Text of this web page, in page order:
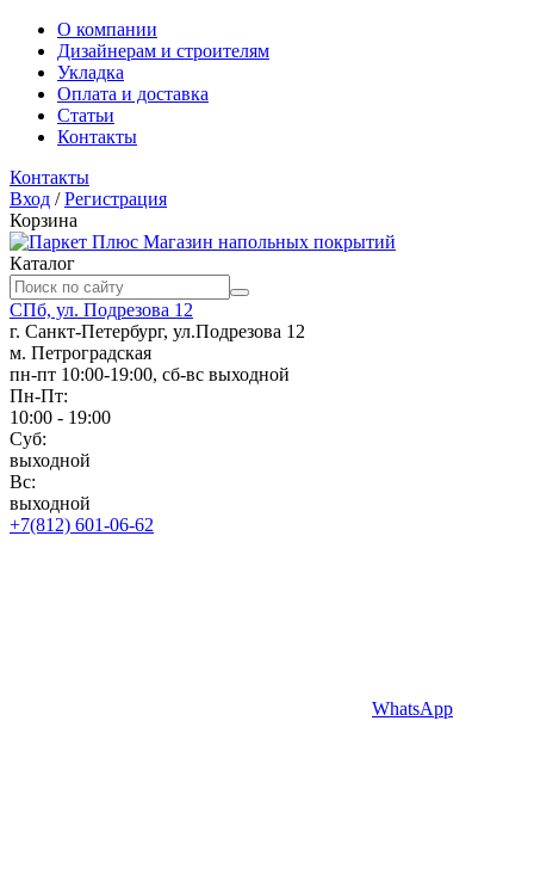
О компании
Дизайнерам и строителям
Укладка
Оплата и доставка
Статьи
Контакты
Контакты
Вход /Регистрация
Корзина
Магазин напольных покрытий
Каталог
СПб, ул. Подрезова 12
г. Санкт-Петербург, ул.Подрезова 12
м. Петроградская
пн-пт 10:00-19:00, сб-вс выходной
Пн-Пт:
10:00 - 19:00
Суб:
выходной
Вс:
выходной
+7(812) 601-06-62
WhatsApp